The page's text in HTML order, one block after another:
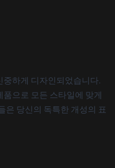
중하게 디자인되었습니다.
으로 모든 스타일에 맞게
은 당신의 독특한 개성의 표